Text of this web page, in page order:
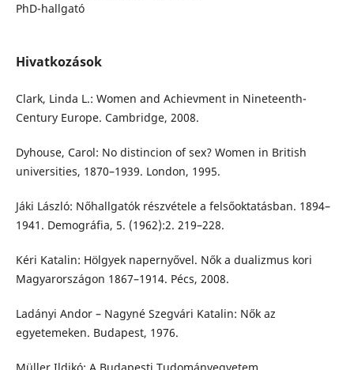
PhD-hallgató
Hivatkozások
Clark, Linda L.: Women and Achievment in Nineteenth-
Century Europe. Cambridge, 2008.
Dyhouse, Carol: No distincion of sex? Women in British
universities, 1870–1939. London, 1995.
Jáki László: Nőhallgatók részvétele a felsőoktatásban. 1894–
1941. Demográfia, 5. (1962):2. 219–228.
Kéri Katalin: Hölgyek napernyővel. Nők a dualizmus kori
Magyarországon 1867–1914. Pécs, 2008.
Ladányi Andor – Nagyné Szegvári Katalin: Nők az
egyetemeken. Budapest, 1976.